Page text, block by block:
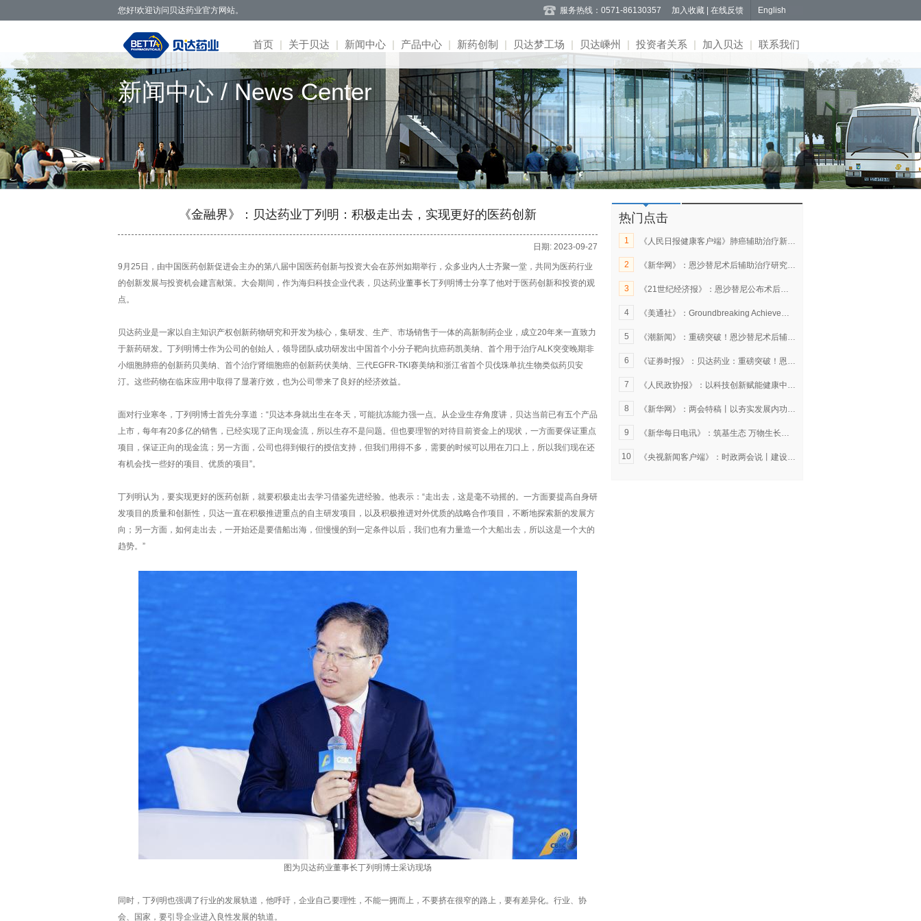
您好!欢迎访问贝达药业官方网站。 服务热线：0571-86130357 加入收藏 在线反馈 English
首页 | 关于贝达 | 新闻中心 | 产品中心 | 新药创制 | 贝达梦工场 | 贝达嵊州 | 投资者关系 | 加入贝达 | 联系我们
贝达药业秉承开拓创新、造福于民的发
展理念，致力于通过新药研发，努力实现创
新为民、科技惠民，做更多吃得起的好药，
让老百姓活得更好。
· 公司简介
· 历程荣誉
· 公司文化
· 公司新闻
· 媒体报道
· 凯美纳
· 贝美纳
· 赛美纳
· 伏美纳
· 康美纳
· 奥福民
· 贝泽汀
· 研发体系
· 在研项目
· 战略合作
· 园区概况
· 核心优势
· 项目简介
· 公示公告
· 公司公告
· 股票信息
· 社会招聘
· 校园招聘
· 联系方式
· 在线留言
新闻中心 / News Center
《金融界》：贝达药业丁列明：积极走出去，实现更好的医药创新
日期: 2023-09-27
9月25日，由中国医药创新促进会主办的第八届中国医药创新与投资大会在苏州如期举行，众多业内人士齐聚一堂，共同为医药行业
的创新发展与投资机会建言献策。大会期间，作为海归科技企业代表，贝达药业董事长丁列明博士分享了他对于医药创新和投资的观
点。
贝达药业是一家以自主知识产权创新药物研究和开发为核心，集研发、生产、市场销售于一体的高新制药企业，成立20年来一直致力
于新药研发。丁列明博士作为公司的创始人，领导团队成功研发出中国首个小分子靶向抗癌药凯美纳、首个用于治疗ALK突变晚期非
小细胞肺癌的创新药贝美纳、首个治疗肾细胞癌的创新药伏美纳、三代EGFR-TKI赛美纳和浙江省首个贝伐珠单抗生物类似药贝安
汀。这些药物在临床应用中取得了显著疗效，也为公司带来了良好的经济效益。
面对行业寒冬，丁列明博士首先分享道：“贝达本身就出生在冬天，可能抗冻能力强一点。从企业生存角度讲，贝达当前已有五个产品
上市，每年有20多亿的销售，已经实现了正向现金流，所以生存不是问题。但也要理智的对待目前资金上的现状，一方面要保证重点
项目，保证正向的现金流；另一方面，公司也得到银行的授信支持，但我们用得不多，需要的时候可以用在刀口上，所以我们现在还
有机会找一些好的项目、优质的项目”。
丁列明认为，要实现更好的医药创新，就要积极走出去学习借鉴先进经验。他表示：“走出去，这是毫不动摇的。一方面要提高自身研
发项目的质量和创新性，贝达一直在积极推进重点的自主研发项目，以及积极推进对外优质的战略合作项目，不断地探索新的发展方
向；另一方面，如何走出去，一开始还是要借船出海，但慢慢的到一定条件以后，我们也有力量造一个大船出去，所以这是一个大的
趋势。”
图为贝达药业董事长丁列明博士采访现场
同时，丁列明也强调了行业的发展轨道，他呼吁，企业自己要理性，不能一拥而上，不要挤在很窄的路上，要有差异化。行业、协
会、国家，要引导企业进入良性发展的轨道。
热门点击
1 《人民日报健康客户端》肺癌辅助治疗新研究：复发或死亡风险降低80%
2 《新华网》：恩沙替尼术后辅助治疗研究成果在《新英格兰医学杂志》发表
3 《21世纪经济报》：恩沙替尼公布术后辅助治疗研究成果，2年无病生存率86.4%
4 《美通社》：Groundbreaking Achievement: Study of Ensartinib as Postoperative Adjuvant Therapy Published in The New England Journal of Medicine
5 《潮新闻》：重磅突破！恩沙替尼术后辅助治疗研究荣登《新英格兰医学杂志》
6 《证券时报》：贝达药业：重磅突破！恩沙替尼术后辅助治疗研究荣登《新英格兰医学杂志》
7 《人民政协报》：以科技创新赋能健康中国建设(学思悟践)
8 《新华网》：两会特稿丨以夯实发展内功增强经济韧性——代表委员学习习近平总书记两会重要讲话精神找准推进高质量发展方向路径
9 《新华每日电讯》：筑基生态 万物生长——从“浙江之窗”看“中国之智”“中国之美”
10 《央视新闻客户端》：时政两会说丨建设健康中国 增进民生福祉——总书记同全国政协委员共商国是